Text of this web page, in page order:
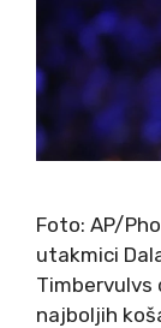
Foto: AP/
utakmici
Timbervulvs
najboljih